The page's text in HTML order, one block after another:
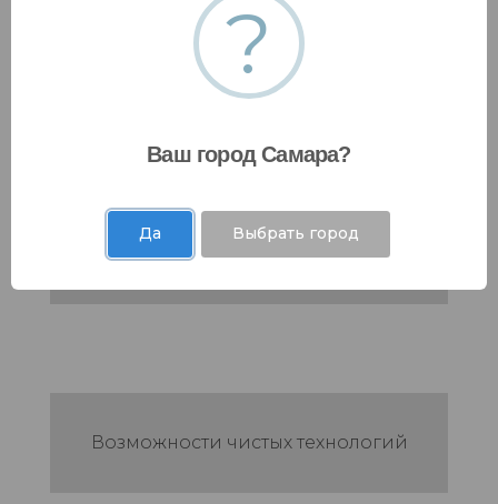
Нехватка воды
Токсичные выбросы и отходы
Возможности чистых технологий
?
Ваш город Самара?
Да Выбрать город